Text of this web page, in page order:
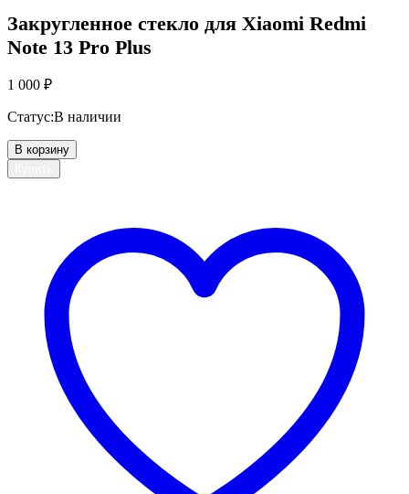
Закругленное стекло для Xiaomi Redmi
Note 13 Pro Plus
1 000 ₽
Статус:В наличии
В корзину